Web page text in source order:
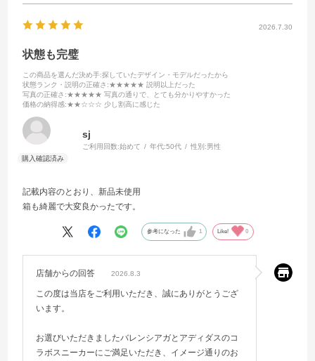
2026.7.30
状態も完璧
この商品を選んだ決め手:探していたデザイン・モデルだったから
状態ランク・説明の正確さ :★★★★★ 説明以上だった
写真の正確さ :★★★★★ 写真の通りで、とても分かりやすかった
価格の納得感:★★☆☆☆ 少し割高に感じた
sj
ご利用回数:始めて 年代:50代 性別:男性
記載内容のとおり、新品未使用
箱も綺麗で大変良かったです。
参考になった 1 Like! 0
店舗からの回答 2026.8.3
この度は当店をご利用いただき、誠にありがとうござ
います。
お選びいただきましたバレンシアガとアディダスのコ
ラボスニーカーにご満足いただき、イメージ通りのお